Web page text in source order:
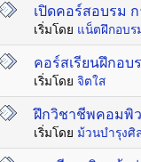
เปิดคอร์สอบรม
เริ่มโดย แน็ตฝึกอบร
คอร์สเรียนฝึกอ
เริ่มโดย จิตใส
ฝึกวิชาชีพคอมพิว
เริ่มโดย ม้วนบำรุงศิ